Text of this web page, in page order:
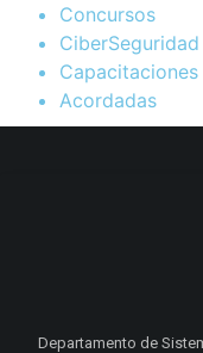
Concursos
CiberSeguridad
Capacitaciones
Acordadas
Departamento de